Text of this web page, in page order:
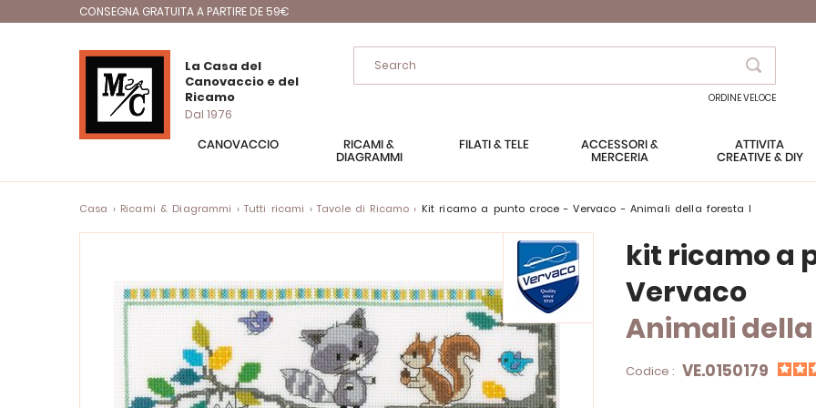
CONSEGNA GRATUITA A PARTIRE DE 59€
La Casa del
Canovaccio e del
Ricamo
Dal 1976
Search
ORDINE VELOCE
CANOVACCIO
RICAMI &
DIAGRAMMI
FILATI & TELE
ACCESSORI &
MERCERIA
ATTIVITÀ
CREATIVE & DIY
Casa Ricami & Diagrammi Tutti ricami Tavole di Ricamo kit ricamo a punto croce - Vervaco - Animali della foresta I
kit ricamo a
Vervaco
Animali
Codice : VE.0150179
galleria
immagini